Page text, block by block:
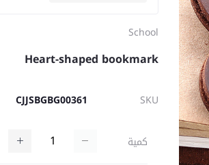
School
Heart-shaped bookmark
SKU
CJJSBGBG00361
كمية